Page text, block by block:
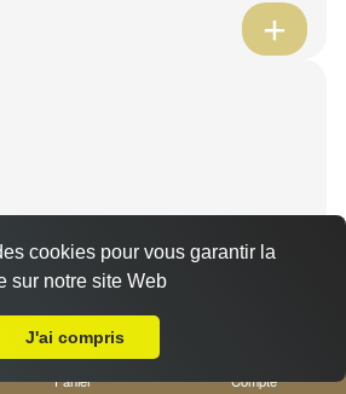
Panier Compte
cookies pour vous garantir la
sur notre site Web
J'ai compris